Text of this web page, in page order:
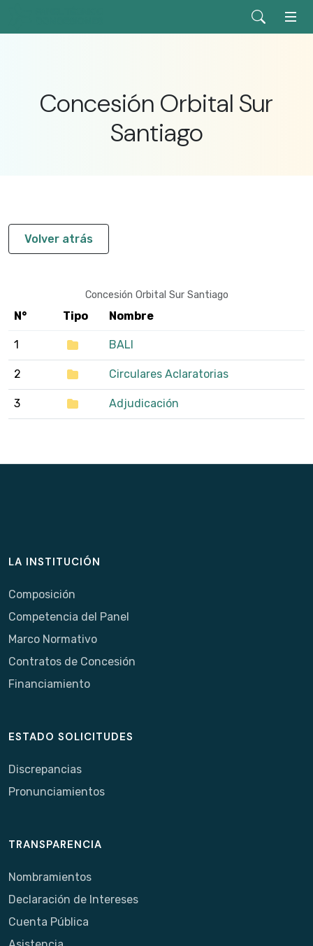
Concesión Orbital Sur
Santiago
Volver atrás
Concesión Orbital Sur Santiago
N° Tipo Nombre
1 BALI
2 Circulares Aclaratorias
3 Adjudicación
LA INSTITUCIÓN
Composición
Competencia del Panel
Marco Normativo
Contratos de Concesión
Financiamiento
ESTADO SOLICITUDES
Discrepancias
Pronunciamientos
TRANSPARENCIA
Nombramientos
Declaración de Intereses
Cuenta Pública